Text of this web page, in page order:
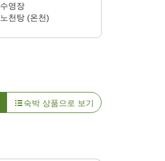
수영장
노천탕 (온천)
숙박 상품으로 보기